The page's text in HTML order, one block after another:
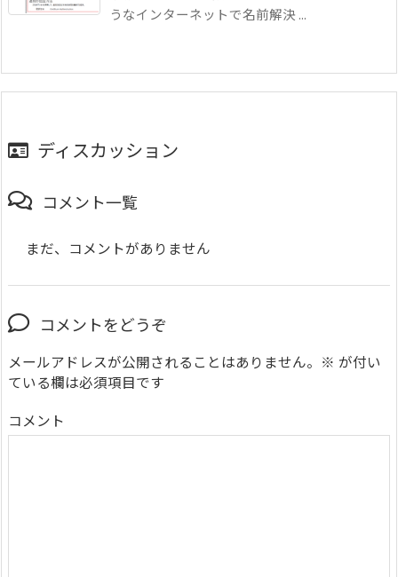
うなインターネットで名前解決 ...
ディスカッション
コメント一覧
まだ、コメントがありません
コメントをどうぞ
メールアドレスが公開されることはありません。 ※ が付い
ている欄は必須項目です
コメント